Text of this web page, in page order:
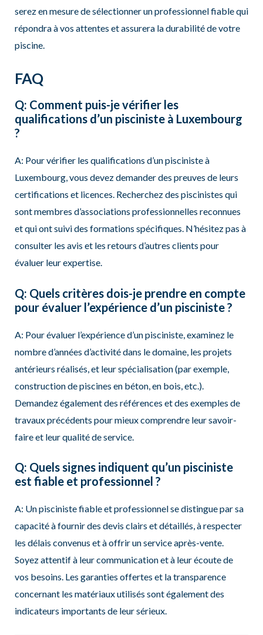
serez en mesure de sélectionner un professionnel fiable qui
répondra à vos attentes et assurera la durabilité de votre
piscine.
FAQ
Q: Comment puis-je vérifier les
qualifications d’un pisciniste à Luxembourg
?
A: Pour vérifier les qualifications d’un pisciniste à
Luxembourg, vous devez demander des preuves de leurs
certifications et licences. Recherchez des piscinistes qui
sont membres d’associations professionnelles reconnues
et qui ont suivi des formations spécifiques. N’hésitez pas à
consulter les avis et les retours d’autres clients pour
évaluer leur expertise.
Q: Quels critères dois-je prendre en compte
pour évaluer l’expérience d’un pisciniste ?
A: Pour évaluer l’expérience d’un pisciniste, examinez le
nombre d’années d’activité dans le domaine, les projets
antérieurs réalisés, et leur spécialisation (par exemple,
construction de piscines en béton, en bois, etc.).
Demandez également des références et des exemples de
travaux précédents pour mieux comprendre leur savoir-
faire et leur qualité de service.
Q: Quels signes indiquent qu’un pisciniste
est fiable et professionnel ?
A: Un pisciniste fiable et professionnel se distingue par sa
capacité à fournir des devis clairs et détaillés, à respecter
les délais convenus et à offrir un service après-vente.
Soyez attentif à leur communication et à leur écoute de
vos besoins. Les garanties offertes et la transparence
concernant les matériaux utilisés sont également des
indicateurs importants de leur sérieux.